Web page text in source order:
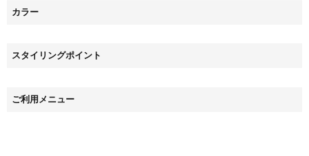
カラー
スタイリングポイント
ご利用メニュー